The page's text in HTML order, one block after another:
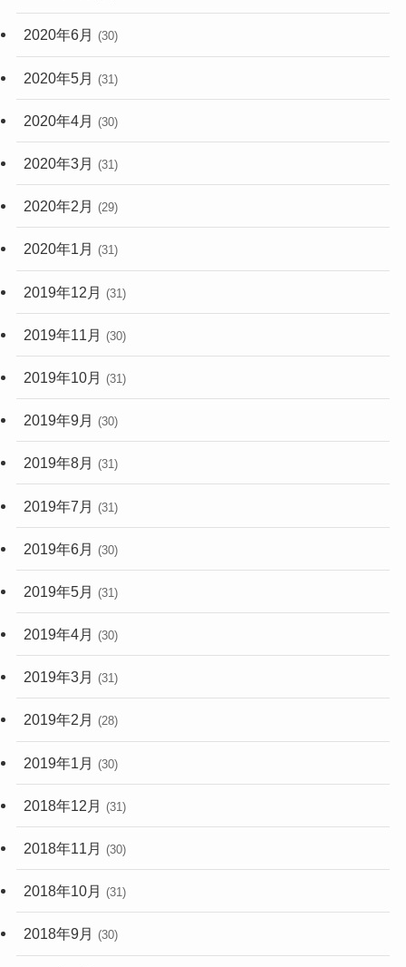
2020年6月 (30)
2020年5月 (31)
2020年4月 (30)
2020年3月 (31)
2020年2月 (29)
2020年1月 (31)
2019年12月 (31)
2019年11月 (30)
2019年10月 (31)
2019年9月 (30)
2019年8月 (31)
2019年7月 (31)
2019年6月 (30)
2019年5月 (31)
2019年4月 (30)
2019年3月 (31)
2019年2月 (28)
2019年1月 (30)
2018年12月 (31)
2018年11月 (30)
2018年10月 (31)
2018年9月 (30)